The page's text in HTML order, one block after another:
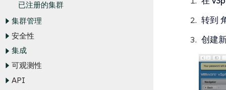
已注册的集群
集群管理
安全性
集成
可观测性
API
转到
创建